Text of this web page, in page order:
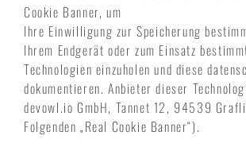
Cookie Banner, um
Ihre Einwilligung zur Speicherung
Ihrem Endgerät oder zum Einsatz
Technologien einzuholen und diese
dokumentieren. Anbieter dieser
devowl.io GmbH, Tannet 12, 94539
Folgenden „Real Cookie Banner“).